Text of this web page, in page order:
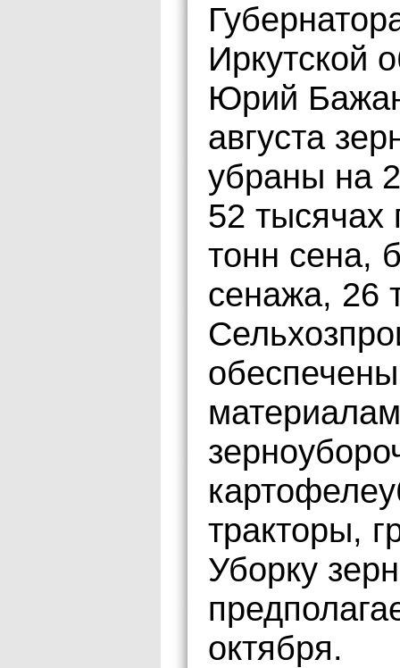
Иркутской
Юрий
августа
убраны на
52 тысячах
тонн сена,
сенажа, 26
тракторы,
Уборку
октября.